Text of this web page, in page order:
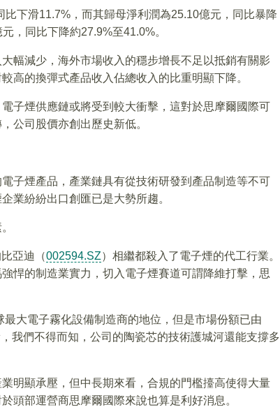
下滑11.7%，而其歸母淨利潤為25.10億元，同比暴降
，同比下降約27.9%至41.0%。
幅減少，海外市場收入的穩步增長不足以抵銷有關影
高的換彈式產品收入佔總收入的比重明顯下降。
子煙供應鏈或將受到較大衝擊，這對於思摩爾國際可
公司股價亦創出歷史新低。
子煙產品，產業鏈具有從技術研發到產品制造等不可
業紛紛出口創匯已是大勢所趨。
亞迪（002594.SZ）相繼都殺入了電子煙的代工行業。
悍的制造業實力，切入電子煙賽道可謂降維打擊，思
大電子霧化設備制造商的地位，但是市場份額已由
我們不得而知，公司的陶瓷芯的技術護城河還能支撐多
明顯承壓，但中長期來看，合規的門檻擡高使得大量
頭部運營商思摩爾國際來說也算是利好消息。